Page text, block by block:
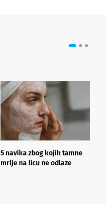
5 navika zbog kojih tamne
mrlje na licu ne odlaze